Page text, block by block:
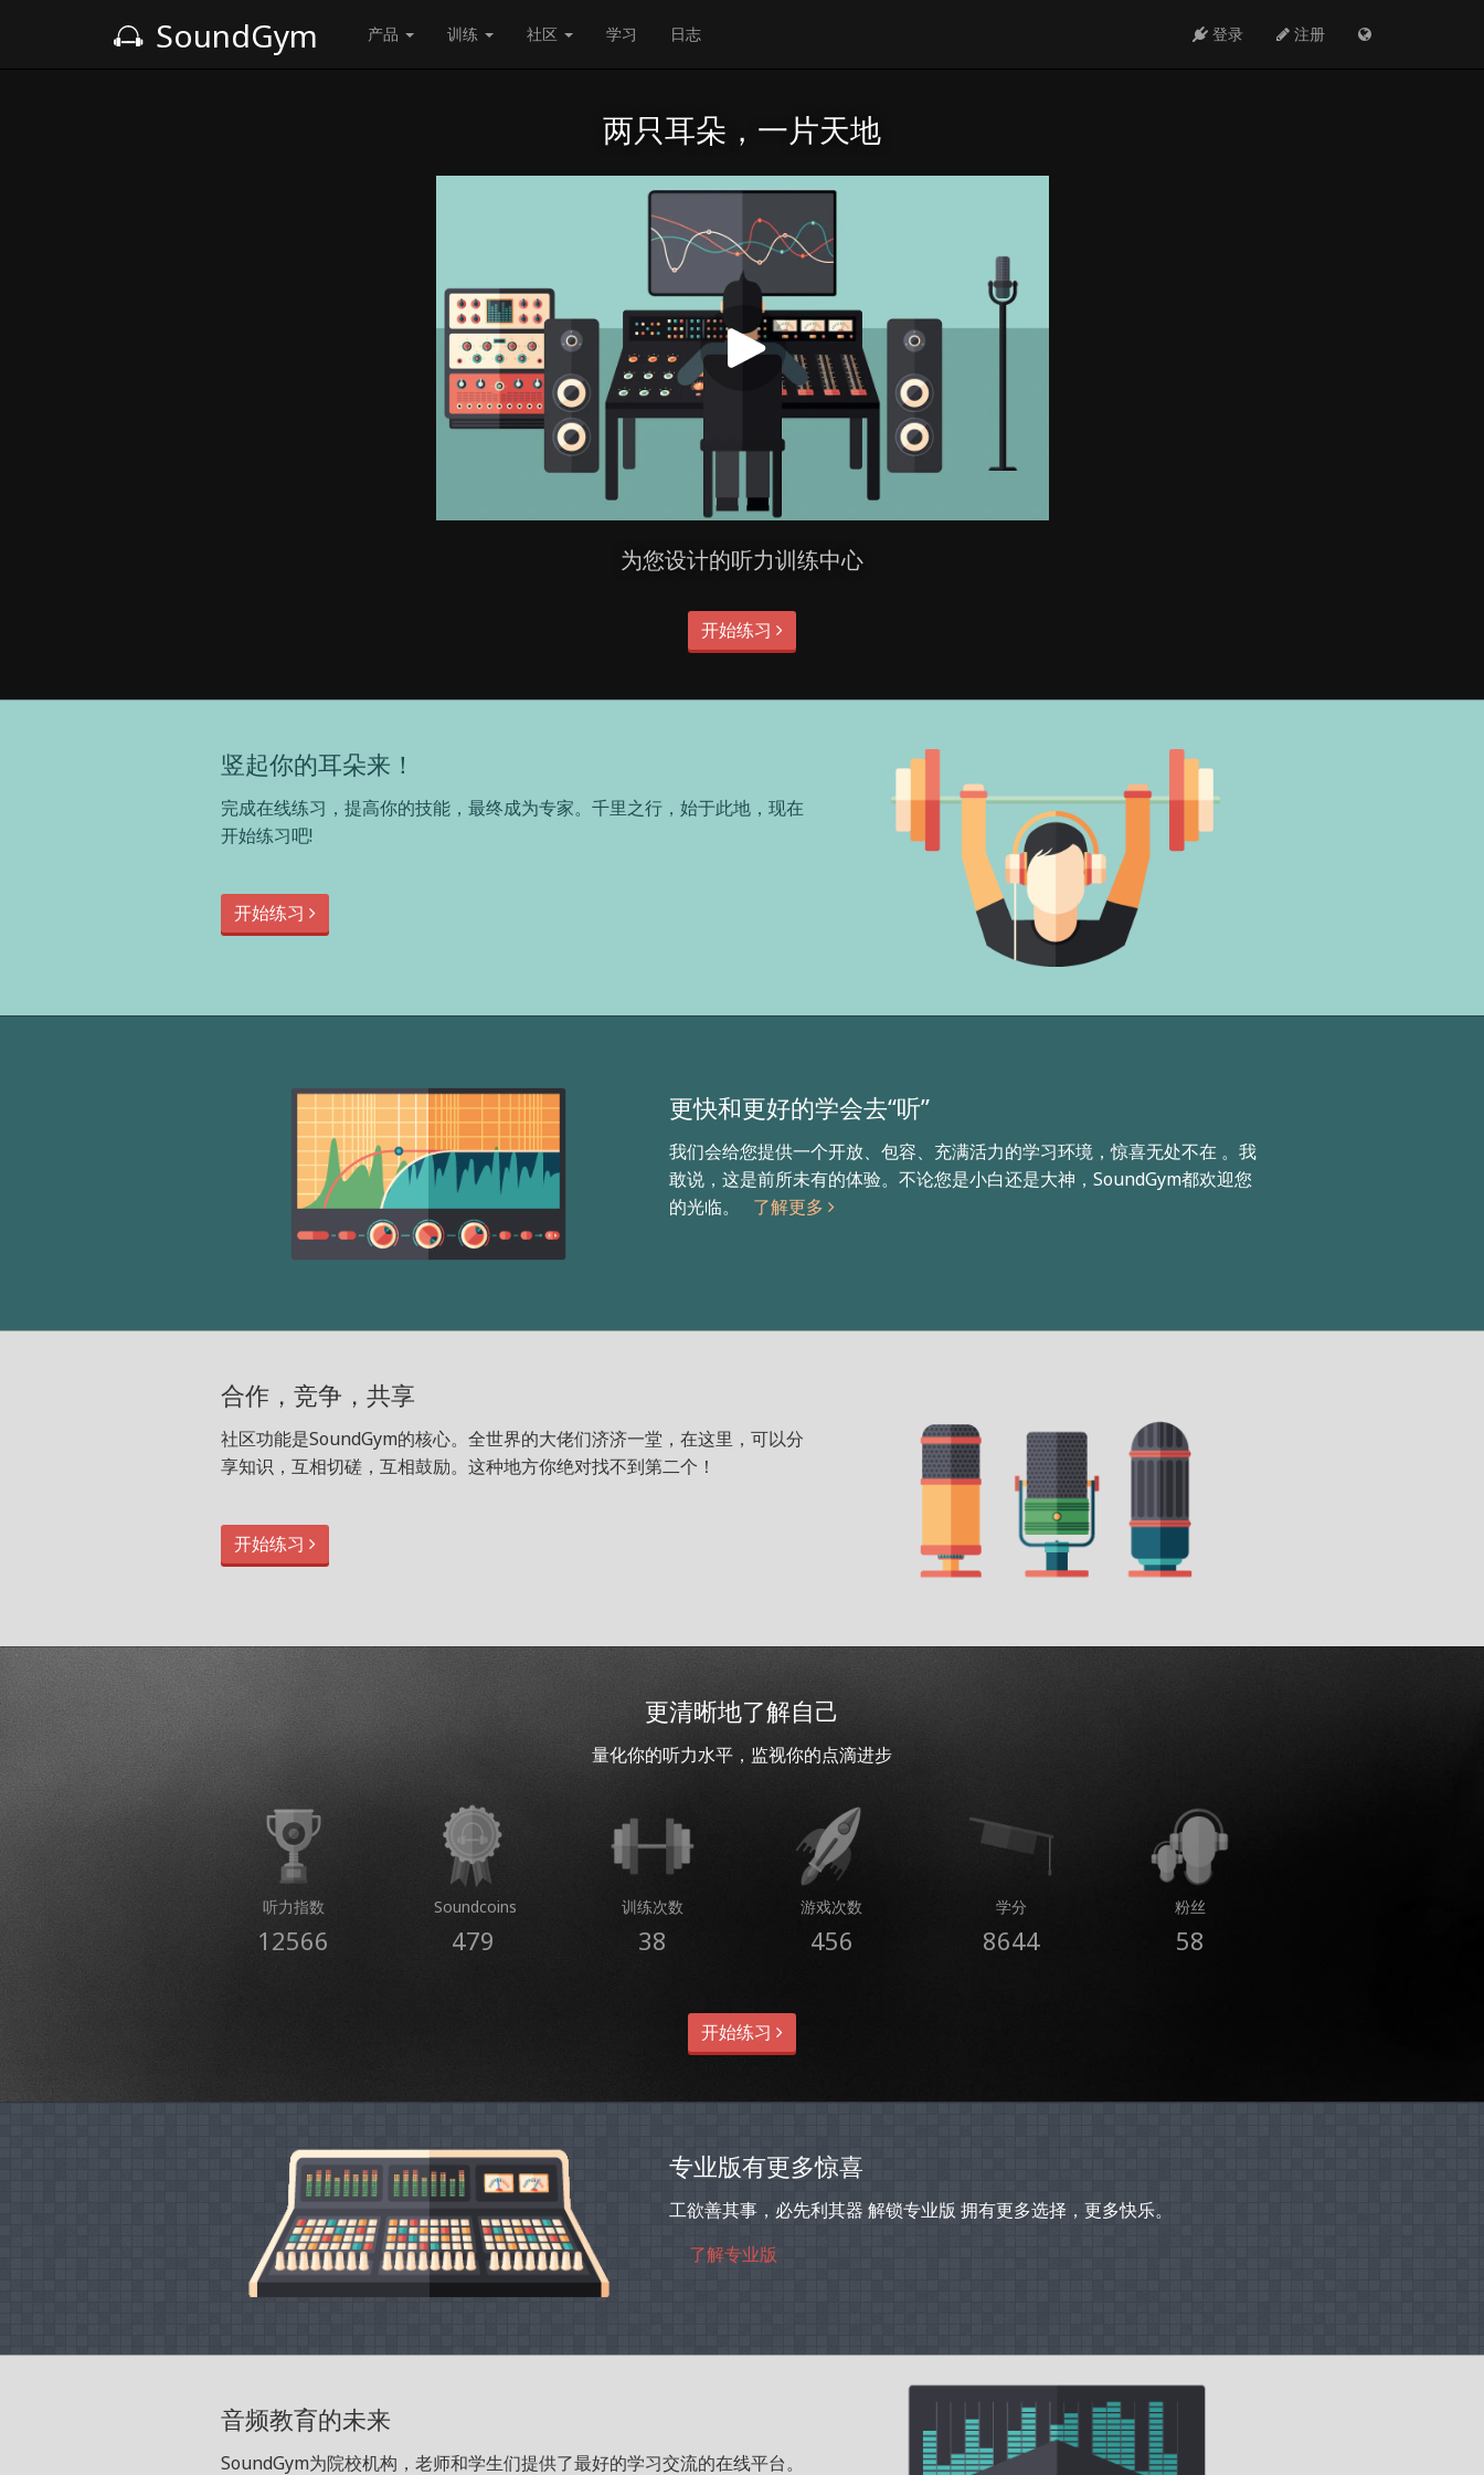
SoundGym 产品 训练 社区 学习 日志 登录 注册
两只耳朵，一片天地
为您设计的听力训练中心
开始练习
竖起你的耳朵来！
完成在线练习，提高你的技能，最终成为专家。千里之行，始于此地，现在
开始练习吧!
开始练习
更快和更好的学会去“听”
我们会给您提供一个开放、包容、充满活力的学习环境，惊喜无处不在 。我
敢说，这是前所未有的体验。不论您是小白还是大神，SoundGym都欢迎您
的光临。 了解更多
合作，竞争，共享
社区功能是SoundGym的核心。全世界的大佬们济济一堂，在这里，可以分
享知识，互相切磋，互相鼓励。这种地方你绝对找不到第二个！
开始练习
更清晰地了解自己
量化你的听力水平，监视你的点滴进步
听力指数
12566
Soundcoins
479
训练次数
38
游戏次数
456
学分
8644
粉丝
58
开始练习
专业版有更多惊喜
工欲善其事，必先利其器 解锁专业版 拥有更多选择，更多快乐。
了解专业版
音频教育的未来
SoundGym为院校机构，老师和学生们提供了最好的学习交流的在线平台。